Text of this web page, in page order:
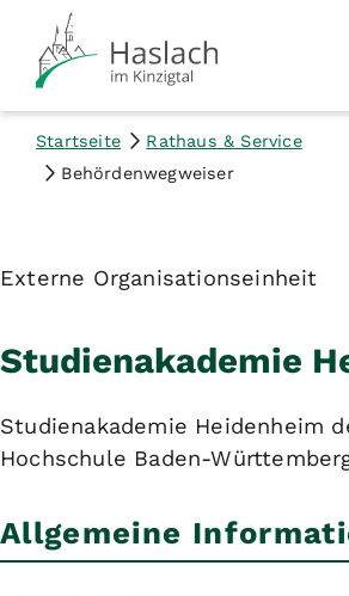
Startseite
Rathaus & Service
Behördenwegweiser
Externe Organisationseinheit
Studienakademie
Studienakademie Heidenheim
Hochschule Baden-
Allgemeine